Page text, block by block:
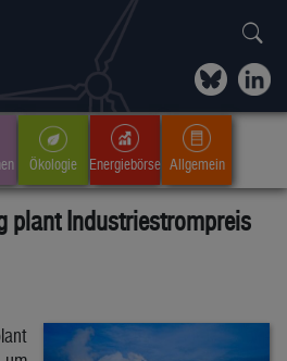
Ökologie Energiebörse Allgemein
plant Industriestrompreis